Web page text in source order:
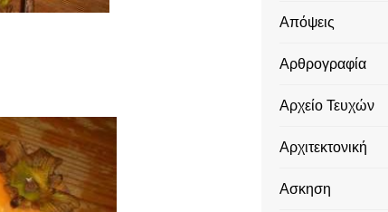
Απόψεις
Αρθρογραφία
Αρχείο Τευχών
Αρχιτεκτονική
Ασκηση